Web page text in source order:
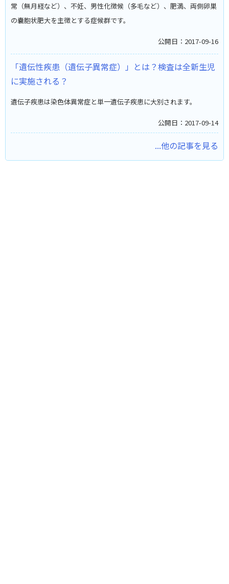
常（無月経など）、不妊、男性化徴候（多毛など）、肥満、両側卵巣
の嚢胞状肥大を主徴とする症候群です。
公開日：2017-09-16
「遺伝性疾患（遺伝子異常症）」とは？検査は全新生児
に実施される？
遺伝子疾患は染色体異常症と単一遺伝子疾患に大別されます。
公開日：2017-09-14
...他の記事を見る